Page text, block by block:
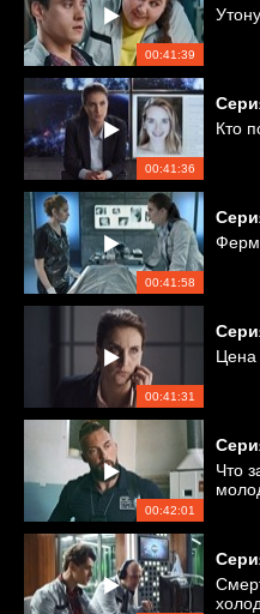
00:41:39
00:41:36
Кто
00:41:58
00:41:31
Цена
00:42:01
Что